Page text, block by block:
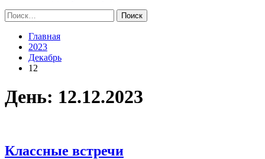
Найти:
Главная
2023
Декабрь
12
День: 12.12.2023
Классные встречи